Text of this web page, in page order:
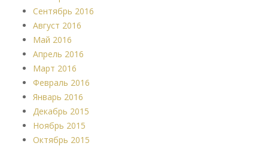
Сентябрь 2016
Август 2016
Май 2016
Апрель 2016
Март 2016
Февраль 2016
Январь 2016
Декабрь 2015
Ноябрь 2015
Октябрь 2015